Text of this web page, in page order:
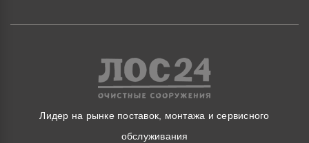
Лидер на рынке поставок, монтажа и сервисного
обслуживания